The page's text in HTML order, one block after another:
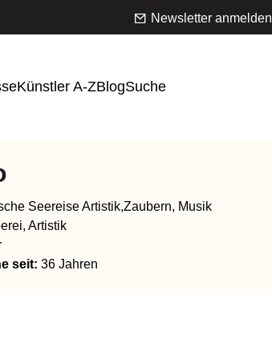
Newsletter anmelden
Künstler A-ZBlogSuche
Seereise Artistik,Zaubern, Musik
Artistik
seit: 36 Jahren